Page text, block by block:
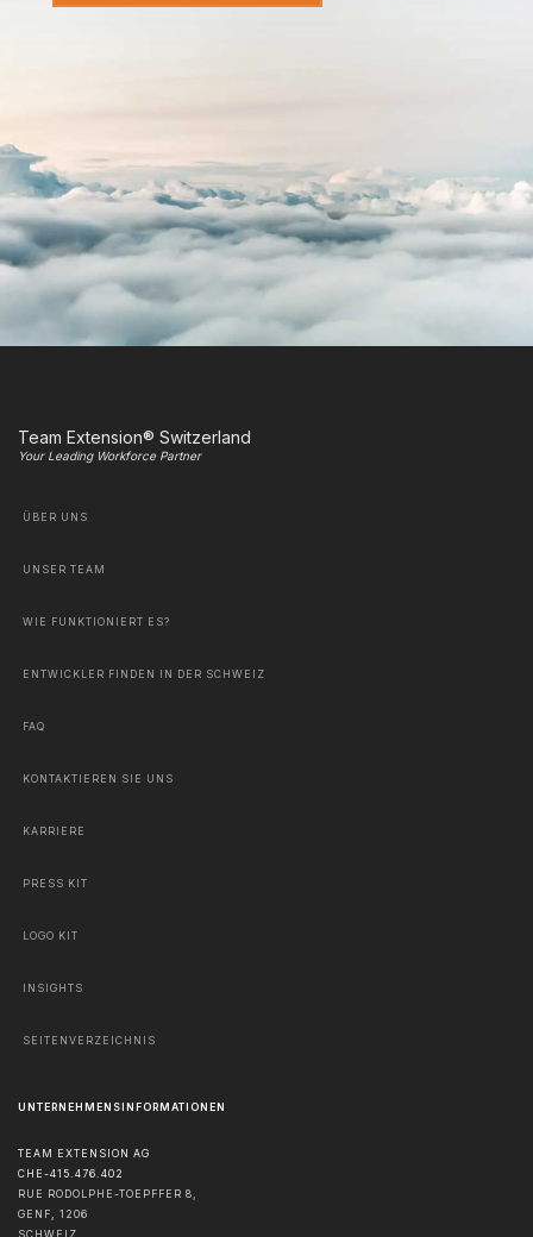
Team Extension® Switzerland
Your Leading Workforce Partner
ÜBER UNS
UNSER TEAM
WIE FUNKTIONIERT ES?
ENTWICKLER FINDEN IN DER SCHWEIZ
FAQ
KONTAKTIEREN SIE UNS
KARRIERE
PRESS KIT
LOGO KIT
INSIGHTS
SEITENVERZEICHNIS
UNTERNEHMENSINFORMATIONEN
TEAM EXTENSION AG
CHE-415.476.402
RUE RODOLPHE-TOEPFFER 8,
GENF, 1206